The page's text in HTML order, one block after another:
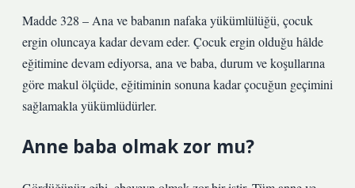
Madde 328 – Ana ve babanın nafaka yükümlülüğü, çocuk
ergin oluncaya kadar devam eder. Çocuk ergin olduğu hâlde
eğitimine devam ediyorsa, ana ve baba, durum ve koşullarına
göre makul ölçüde, eğitiminin sonuna kadar çocuğun geçimini
sağlamakla yükümlüdürler.
Anne baba olmak zor mu?